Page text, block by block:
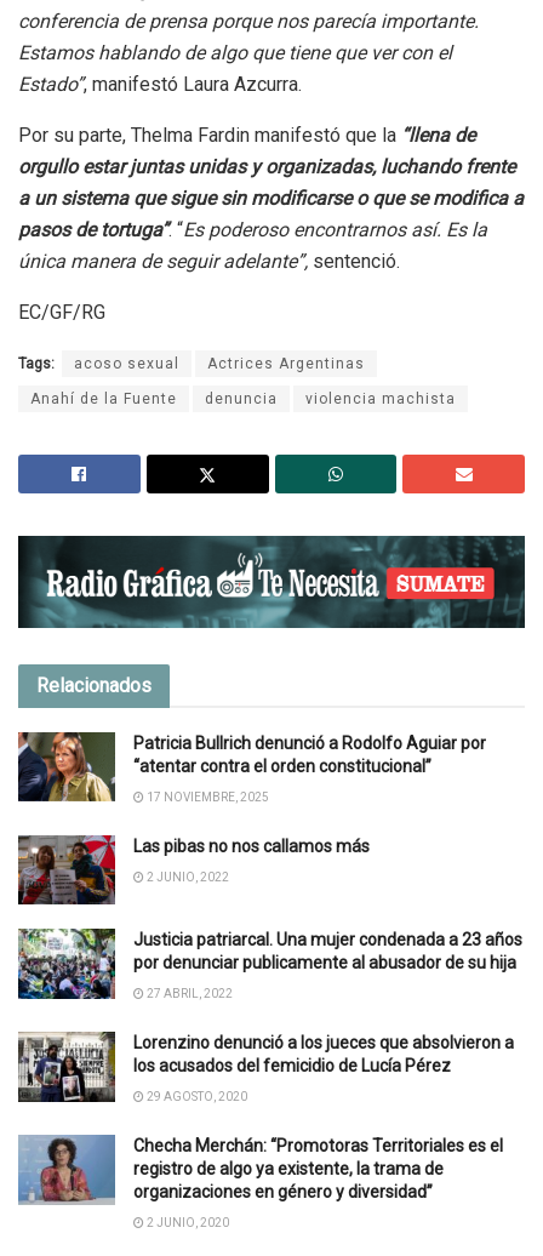
conferencia de prensa porque nos parecía importante.
Estamos hablando de algo que tiene que ver con el
Estado”, manifestó Laura Azcurra.
Por su parte, Thelma Fardin manifestó que la “llena de
orgullo estar juntas unidas y organizadas, luchando frente
a un sistema que sigue sin modificarse o que se modifica a
pasos de tortuga”. “Es poderoso encontrarnos así. Es la
única manera de seguir adelante”, sentenció.
EC/GF/RG
Tags: acoso sexual Actrices Argentinas
Anahí de la Fuente denuncia violencia machista
Relacionados
Patricia Bullrich denunció a Rodolfo Aguiar por
“atentar contra el orden constitucional”
17 NOVIEMBRE, 2025
Las pibas no nos callamos más
2 JUNIO, 2022
Justicia patriarcal. Una mujer condenada a 23 años
por denunciar publicamente al abusador de su hija
27 ABRIL, 2022
Lorenzino denunció a los jueces que absolvieron a
los acusados del femicidio de Lucía Pérez
29 AGOSTO, 2020
Checha Merchán: “Promotoras Territoriales es el
registro de algo ya existente, la trama de
organizaciones en género y diversidad”
2 JUNIO, 2020